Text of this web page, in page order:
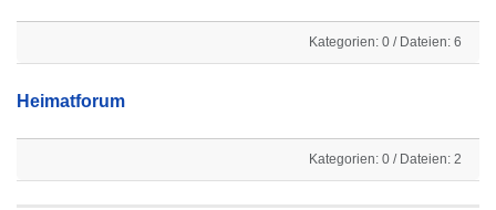
Kategorien: 0 / Dateien: 6
Heimatforum
Kategorien: 0 / Dateien: 2